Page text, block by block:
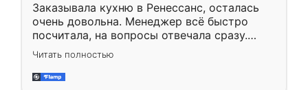
Заказывала кухню в Ренессанс, осталась
очень довольна. Менеджер всё быстро
посчитала, на вопросы отвечала сразу.
Замерщик приехал в субботу, подошёл к
делу со всей ответственностью. Собрали
за день, ребята работали аккуратно, даже
Читать полностью